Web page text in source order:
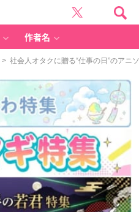
作者名
> 社会人オタクに贈る“仕事の日”のアニ